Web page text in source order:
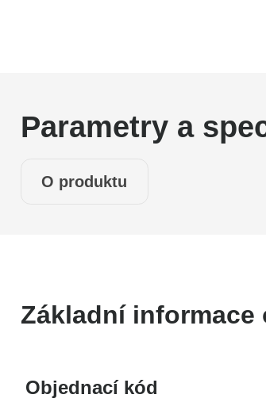
Parametry a
O produktu
Základní informace
Objednací kód